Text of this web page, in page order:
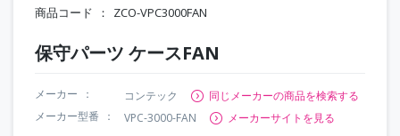
商品コード ZCO-VPC3000FAN
保守パーツ ケースFAN
メーカー コンテック
同じメーカーの商品を検索する
メーカー型番
VPC-3000-FAN メーカーサイトを見る